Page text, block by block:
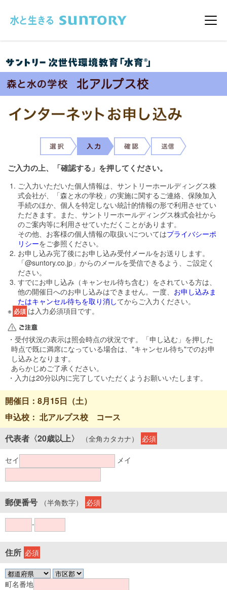
メ
ご入力の上、「確認する」を押してください。
ご入力いただいた個人情報は、サントリーホールディングス株
式会社が、「森と水の学校」の実施に関するご連絡、保険加入
手続のほか、個人を特定しない統計的情報の形で利用させてい
ただきます。また、サントリーホールディングス株式会社から
のご案内等に利用させていただくことがあります。
その他、お客様の個人情報の取扱いについてはプライバシーポ
リシーをご参照ください。
お申し込み完了後にお申し込み受付メールをお送りします。
「@suntory.co.jp」からのメールを受信できるよう、ご設定く
ださい。
すでにお申し込み（キャンセル待ち含む）をされている方は、
他の開催日へのお申し込みはできません。一度、 お申し込みま
たはキャンセル待ちを取り消してからご入力ください。
※ 必須 は入力必須項目です。
・受付状況の表示は照会時点の状況です。「申し込む」を押した
時点で既に満席になっている場合は、"キャンセル待ち"でのお申
し込みとなります。
あらかじめご了承ください。
・入力は20分以内に完了していただくようお願いいたします。
開催日 ： 8月15日（土）
申込校 ： 北アルプス校 コース
代表者〈20歳以上〉
（全角カタカナ） 必須
セイ メイ
郵便番号 （半角数字） 必須
-
住所 必須
町名番地